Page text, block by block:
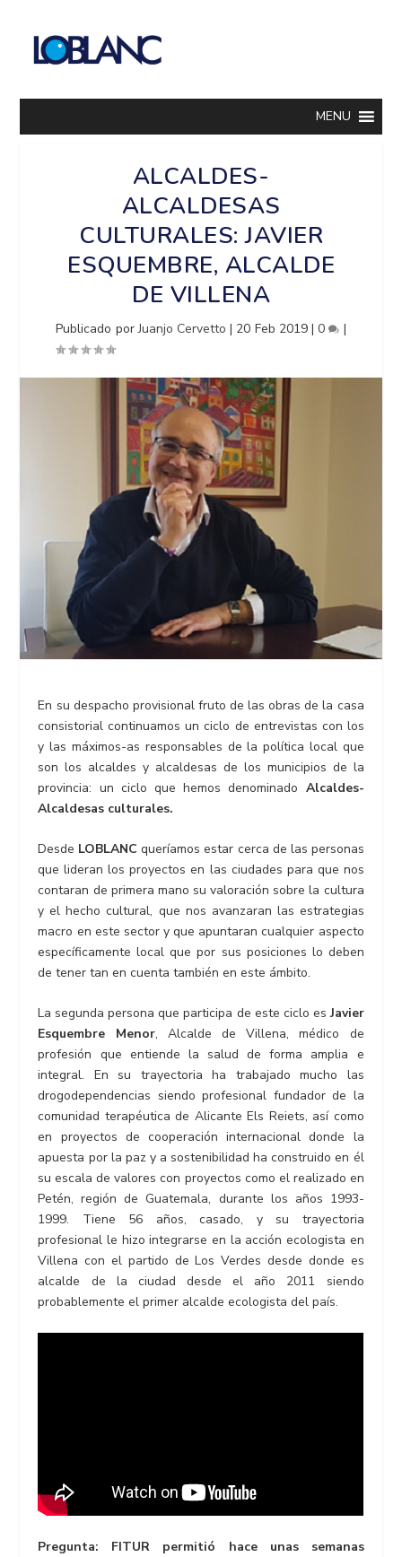
MENU
ALCALDES-
ALCALDESAS
CULTURALES: JAVIER
ESQUEMBRE, ALCALDE
DE VILLENA
Publicado porJuanjo Cervetto | 20 Feb 2019|0 |
En su despacho provisional fruto de las obras de la casa
consistorial continuamos un ciclo de entrevistas con los
y las máximos-as responsables de la política local que
son los alcaldes y alcaldesas de los municipios de la
provincia: un ciclo que hemos denominado Alcaldes-
Alcaldesas culturales.
Desde LOBLANC queríamos estar cerca de las personas
que lideran los proyectos en las ciudades para que nos
contaran de primera mano su valoración sobre la cultura
y el hecho cultural, que nos avanzaran las estrategias
macro en este sector y que apuntaran cualquier aspecto
específicamente local que por sus posiciones lo deben
de tener tan en cuenta también en este ámbito.
La segunda persona que participa de este ciclo esJavier
Esquembre Menor, Alcalde de Villena, médico de
profesión que entiende la salud de forma amplia e
integral. En su trayectoria ha trabajado mucho las
drogodependencias siendo profesional fundador de la
comunidad terapéutica de Alicante Els Reiets, así como
en proyectos de cooperación internacional donde la
apuesta por la paz y a sostenibilidad ha construido en él
su escala de valores con proyectos como el realizado en
Petén, región de Guatemala, durante los años 1993-
1999. Tiene 56 años, casado, y su trayectoria
profesional le hizo integrarse en la acción ecologista en
Villena con el partido de Los Verdes desde donde es
alcalde de la ciudad desde el año 2011 siendo
probablemente el primer alcalde ecologista del país.
Pregunta: FITUR permitió hace unas semanas